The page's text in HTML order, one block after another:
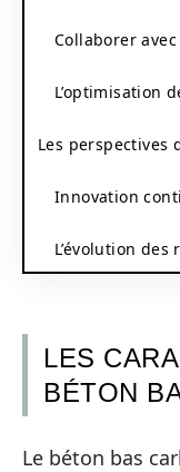
Collaborer
L’optimisation
Les perspectives
Innovation
L’évolution
LES
BÉTON
Le béton bas